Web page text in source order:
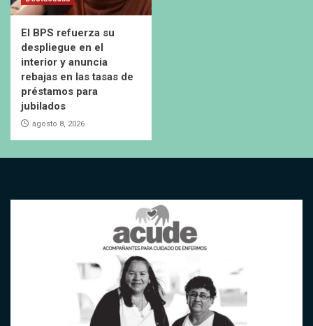
El BPS refuerza su
despliegue en el
interior y anuncia
rebajas en las tasas de
préstamos para
jubilados
agosto 8, 2026